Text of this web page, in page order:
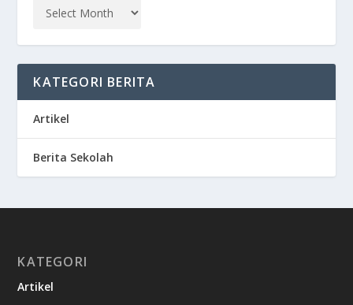
KATEGORI BERITA
Artikel
Berita Sekolah
KATEGORI
Artikel